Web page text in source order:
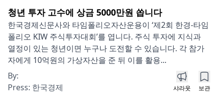
청년 투자 고수에 상금 5000만원 쏩니다
한국경제신문사와 타임폴리오자산운용이 ‘제2회 한경-타임
폴리오 KIW 주식투자대회’를 엽니다. 주식 투자에 지식과
열정이 있는 청년이면 누구나 도전할 수 있습니다. 각 참가
자에게 10억원의 가상자산을 준 뒤 이를 활용...
By:
Press: 한국경제 샤라웃 보관